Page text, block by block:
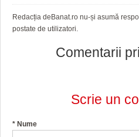
Redacția deBanat.ro nu-și asumă
postate de utilizatori.
Comentarii
Scrie un
* Nume